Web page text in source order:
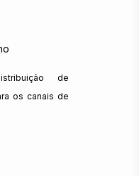
de
os canais de